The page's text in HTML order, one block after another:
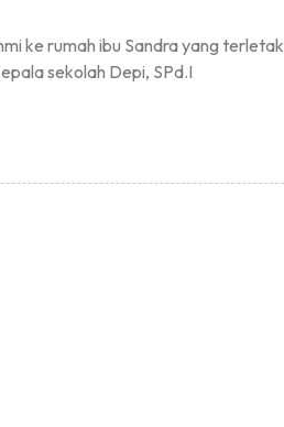
ke rumah ibu Sandra yang terletak
sekolah Depi, SPd.I